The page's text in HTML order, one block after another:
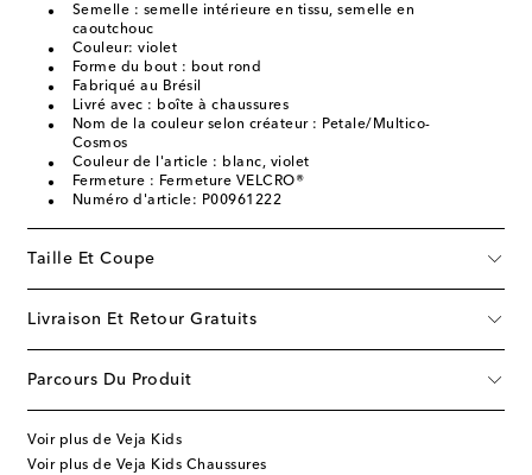
Semelle : semelle intérieure en tissu, semelle en
caoutchouc
Couleur: violet
Forme du bout : bout rond
Fabriqué au Brésil
Livré avec : boîte à chaussures
Nom de la couleur selon créateur : Petale/Multico-
Cosmos
Couleur de l'article : blanc, violet
Fermeture : Fermeture VELCRO®
Numéro d'article: P00961222
Taille Et Coupe
Livraison Et Retour Gratuits
Parcours Du Produit
Voir plus de Veja Kids
Voir plus de Veja Kids Chaussures